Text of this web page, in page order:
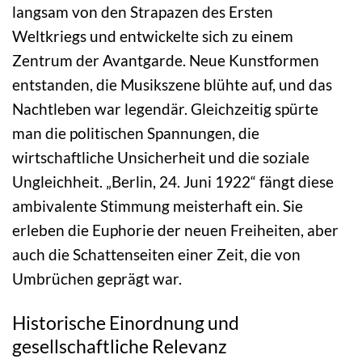
langsam von den Strapazen des Ersten
Weltkriegs und entwickelte sich zu einem
Zentrum der Avantgarde. Neue Kunstformen
entstanden, die Musikszene blühte auf, und das
Nachtleben war legendär. Gleichzeitig spürte
man die politischen Spannungen, die
wirtschaftliche Unsicherheit und die soziale
Ungleichheit. „Berlin, 24. Juni 1922“ fängt diese
ambivalente Stimmung meisterhaft ein. Sie
erleben die Euphorie der neuen Freiheiten, aber
auch die Schattenseiten einer Zeit, die von
Umbrüchen geprägt war.
Historische Einordnung und
gesellschaftliche Relevanz